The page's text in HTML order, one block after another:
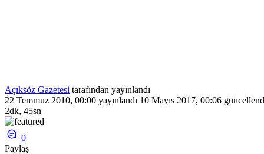
Açıksöz Gazetesi tarafından yayınlandı
22 Temmuz 2010, 00:00 yayınlandı 10 Mayıs 2017, 00:06
2dk, 45sn
0
Paylaş